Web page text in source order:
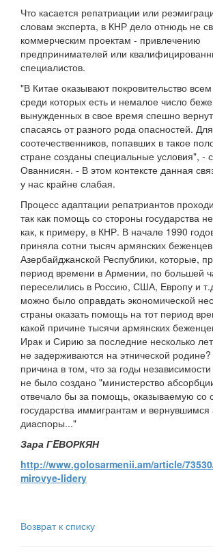
Что касается репатриации или
словам эксперта, в КНР дело отнюдь не
коммерческим проектам - привлечению
предпринимателей или
специалистов.
"В Китае оказывают покровительство
среди которых есть и немалое число
вынужденных в свое время спешно
спасаясь от разного рода опасностей. Для
соотечественников, попавших в такое
стране созданы специальные условия", -
Ованнисян. - В этом контексте данная
у нас крайне слабая.
Процесс адаптации репатриантов
так как помощь со стороны государства
как, к примеру, в КНР. В начале 1990
приняла сотни тысяч армянских
Азербайджанской Республики, которые,
период времени в Армении, по большей
переселились в Россию, США, Европу и
можно было оправдать экономической
страны оказать помощь на тот период
какой причине тысячи армянских
Ирак и Сирию за последние несколько
не задерживаются на этнической
причина в том, что за годы независимости
не было создано "министерство
отвечало бы за помощь, оказываемую со
государства иммигрантам и
диаспоры..."
Зара ГEВОРКЯН
http://www.golosarmenii.am/article/
mirovye-lidery
Возврат к списку